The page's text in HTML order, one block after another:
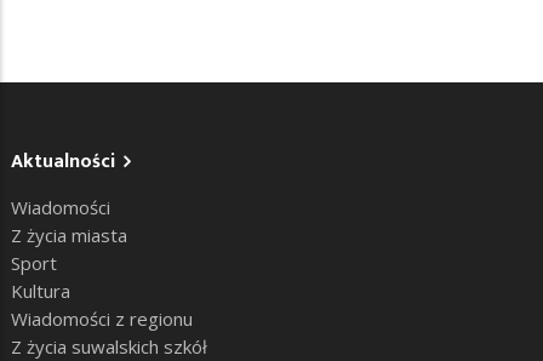
Aktualności
Wiadomości
Z życia miasta
Sport
Kultura
Wiadomości z regionu
Z życia suwalskich szkół